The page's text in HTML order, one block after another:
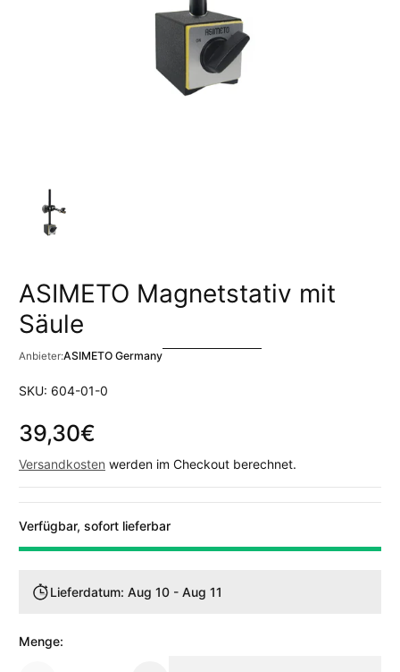
ASIMETO Magnetstativ mit
Säule
Anbieter:ASIMETO Germany
SKU: 604-01-0
Regulärer Preis
39,30€
Versandkosten werden im Checkout berechnet.
Verfügbar, sofort lieferbar
Lieferdatum: Aug 10 - Aug 11
Menge: